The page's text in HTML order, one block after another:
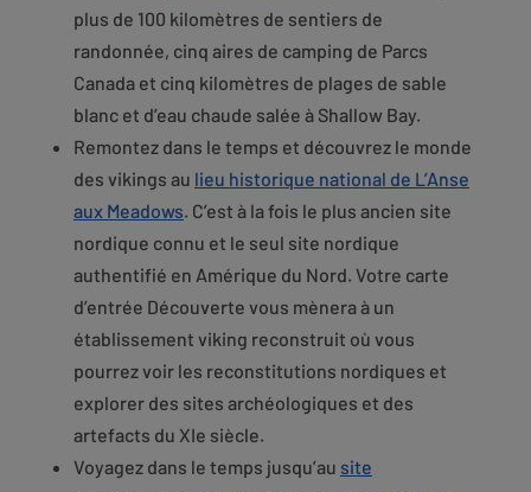
plus de 100 kilomètres de sentiers de
randonnée, cinq aires de camping de Parcs
Canada et cinq kilomètres de plages de sable
blanc et d’eau chaude salée à Shallow Bay.
Remontez dans le temps et découvrez le monde
des vikings au lieu historique national de L’Anse
aux Meadows. C’est à la fois le plus ancien site
nordique connu et le seul site nordique
authentifié en Amérique du Nord. Votre carte
d’entrée Découverte vous mènera à un
établissement viking reconstruit où vous
pourrez voir les reconstitutions nordiques et
explorer des sites archéologiques et des
artefacts du XIe siècle.
Voyagez dans le temps jusqu’au site